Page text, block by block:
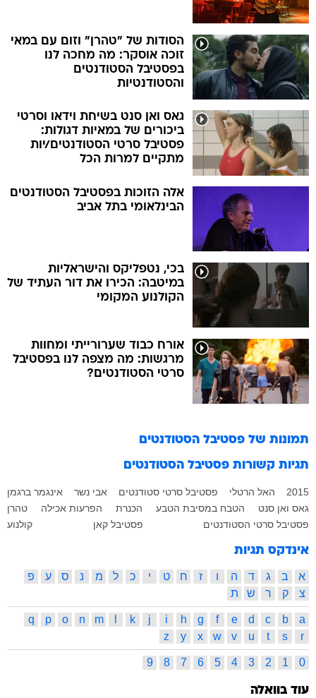
הסודות של "טהרן" וזום עם במאי
זוכה אוסקר: מה מחכה לנו
בפסטיבל הסטודנטים
והסטודנטיות
גאס ואן סנט בשיחת וידאו וסרטי
ביכורים של במאיות דגולות:
פסטיבל סרטי הסטודנטים/יות
מתקיים למרות הכל
אלה הזוכות בפסטיבל הסטודנטים
הבינלאומי בתל אביב
בכי, נטפליקס והישראליות
במיטבה: הכירו את דור העתיד של
הקולנוע המקומי
אורח כבוד שערורייתי ומחוות
מרגשות: מה מצפה לנו בפסטיבל
סרטי הסטודנטים?
תמונות של פסטיבל הסטודנטים
תגיות קשורות פסטיבל הסטודנטים
2015 האל הרטלי פסטיבל סרטי סטודנטים אבי נשר
אינגמר ברגמן
גאס ואן סנט
הטבח במסיבת הטבע הכנרת הפרעות אכילה
טהרן
פסטיבל סרטי הסטודנטים
פסטיבל קאן קולנוע
אינדקס תגיות
א ב ג ד ה ו ז ח ט י כ ל מ נ ס ע
פ
צ
ק ר ש ת
a
b
c
d
e
f
g
h
i
j
k
m
n
o
p
q
r
s
t
u
v
w
x
y
z
0
1
2
3
4
5
6
7
8
9
עוד בוואלה